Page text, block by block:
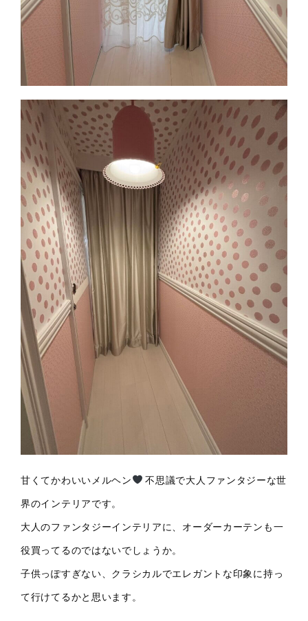
甘くてかわいいメルヘン 不思議で大人ファンタジーな世
界のインテリアです。
大人のファンタジーインテリアに、オーダーカーテンも一
役買ってるのではないでしょうか。
子供っぽすぎない、クラシカルでエレガントな印象に持っ
て行けてるかと思います。